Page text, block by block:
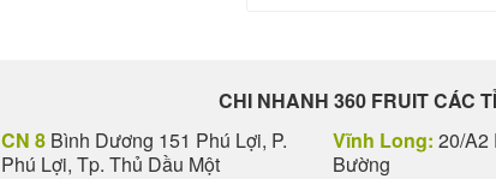
CHI NHANH 360 FRUIT CÁC
CN 8 Bình Dương 151 Phú Lợi, P.
Phú Lợi, Tp. Thủ Dầu Một
Vĩnh Long: 20/A2
Bường